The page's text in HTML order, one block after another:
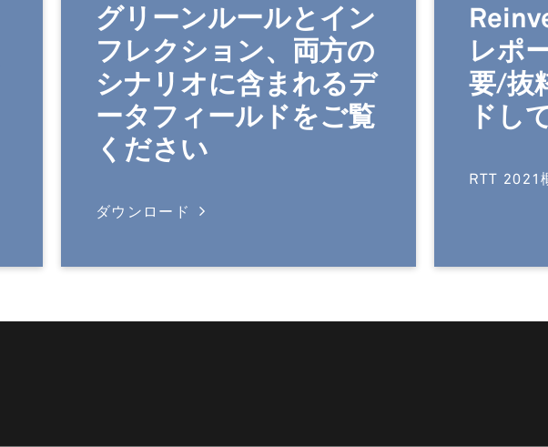
グリーンルールとイン
フレクション、両方の
シナリオに含まれるデ
ータフィールドをご覧
ください
ダウンロード
レポ
要/抜
ドし
RTT 2021